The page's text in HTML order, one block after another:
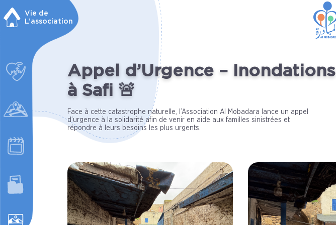
Vie de
L’association
Appel d’Urgence – Inondations
à Safi 🚨
Face à cette catastrophe naturelle, l’Association Al Mobadara lance un appel
d’urgence à la solidarité afin de venir en aide aux familles sinistrées et
répondre à leurs besoins les plus urgents.